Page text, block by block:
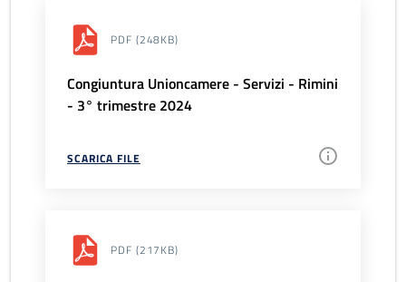
PDF (248KB)
Congiuntura Unioncamere - Servizi - Rimini
- 3° trimestre 2024
SCARICA FILE
PDF (217KB)